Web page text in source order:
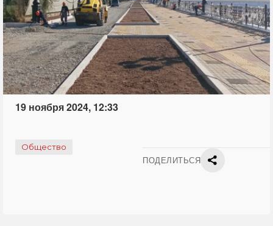
19 ноября 2024, 12:33
Общество
ПОДЕЛИТЬСЯ